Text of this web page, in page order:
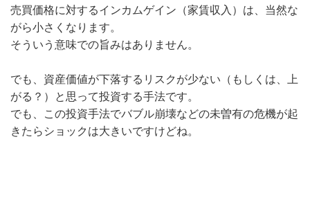
売買価格に対するインカムゲイン（家賃収入）は、当然な
がら小さくなります。
そういう意味での旨みはありません。
でも、資産価値が下落するリスクが少ない（もしくは、上
がる？）と思って投資する手法です。
でも、この投資手法でバブル崩壊などの未曽有の危機が起
きたらショックは大きいですけどね。